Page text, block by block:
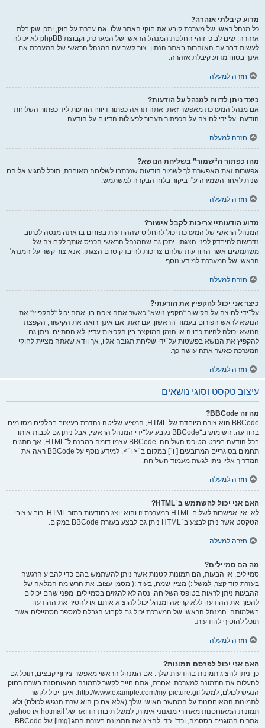
מדוע קיבלתי אזהרה?
כל מנהל ראשי של מערכת קובע את חוקי האתר שלו. אם עברת על חוק, יתכן שקיבלת
אזהרה. שים לב כי זוהי החלטת המנהל הראשי של המערכת, וקבוצת phpBB לא יכולה
לעשות דבר עם האזהרות באתר הנתון. צור קשר עם המנהל הראשי של המערכת אם
אינך בטוח מדוע קיבלת אזהרה.
חזרה למעלה
כיצד ניתן לדווח למנהל על הודעות?
אם מנהל המערכת מאפשר זאת, אתה תראה כפתור דיווח הודעות ליד כפתור השליחת
הודעה. על ידי לחיצה על הכפתור תעבור לפעולות הדיווח על הודעה.
חזרה למעלה
מהו כפתור ה“שמור” בשליחת הנושא?
אפשרות זאת מאפשרת לך לשמור הודעות שנכתבו לשליחה מאוחרת, תוכל להגיע אליהם
שנית לאחר השמירה ע"י ביקור בלוח הבקרה למשתמש.
חזרה למעלה
מדוע הודעותיי צריכות לקבל אישור?
המנהל הראשי של המערכת יכול להחליט שההודעות בפורום בו אתה מנסה לכתוב
נדרשות להיבדק לפני הצגתן. יתכן גם שהמנהל הראשי הכניס אותך לקבוצה של
משתמשים אשר ההודעות שלהם צריכות להיבדק טרם הצגתן. אנא צור קשר על המנהל
הראשי של המערכת למידע נוסף.
חזרה למעלה
כיצד אני יכול להקפיץ את הודעתי?
על־ידי לחיצה על הקישור “הקפץ נושא” כאשר אתה צופה בו, אתה יכול “להקפיץ” את
הנושא לראש הפורום בעמוד הראשון. עם זאת, אם אינך רואה את הקישור, הקפצת
הנושא יכולה להיות כבויה או הזמן המוקצב בין הקפצות עדיין לא הסתיים. ניתן גם
להקפיץ את הנושא בפשטות על־ידי שליחת תגובה אליו, אך וודא שאתה מציית לחוקי
המערכת כאשר אתה עושה כך.
חזרה למעלה
עיצוב טקסט וסוגי נושאים
מה זה BBCode?
BBCode הוא צורה מיוחדת של HTML, המציע שליטה נהדרת בעיצוב בחלקים מסוימים
בהודעה. השימוש ב־BBCode נקבע על־ידי המנהל הראשי, אבל ניתן גם לכבות אותו
בכל הודעה בפרט מטופס השליחה. BBCode עצמו דומה במבנה ל־HTML, אך התגים
תחמים בסוגריים המרובעים [ ו־] במקום ב־< ו־>. למידע נוסף על BBCode ראה את
המדריך אליו ניתן לגשת מעמוד השליחה.
חזרה למעלה
האם אני יכול להשתמש ב־HTML?
לא. אין אפשרות לשלוח HTML במערכת זו והוא יוצג בהודעות בתור HTML. רוב עיצובי
הטקסט אשר ניתן לבצע ב־HTML ניתן גם לבצע בעזרת BBCode במקום.
חזרה למעלה
מה הם סמיילים?
סמיילים, או הבעות, הם תמונות קטנות אשר ניתן להשתמש בהם כדי להביע הרגשה
בעזרת קוד קצר, למשל :) מציין שמח, בעוד :( מסמן עצוב. את הרשימה המלאה של
ההבעות ניתן לראות בטופס השליחה. נסה לא להגזים בסמיילים, מפני שהם יכולים
להפוך את ההודעה ללא קריאה ומנהל יכול להוציא אותם או להסיר את ההודעה
בשלמותה. המנהל הראשי של המערכת יכול גם לקבוע הגבלה למספר הסמיילים אשר
תוכל להוסיף להודעות.
חזרה למעלה
האם אני יכול לפרסם תמונות?
כן, ניתן להציג תמונות בהודעות שלך. אם המנהל הראשי מאפשר צירוף קבצים, תוכל גם
להעלות את התמונה למערכת. אחרת, אתה חייב לקשר לתמונה המאוחסנת בשרת רחוק
הנגיש לכולם, למשל http://www.example.com/my-picture.gif. אינך יכול לקשר
לתמונות המאוחסנות על המחשב האישי שלך (אלא אם כן הוא שרת הנגיש לכולם) ולא
תמונות המאוחסנות מאחורי מנגנוני אימות, למשל תיבות הדואר של hotmail או yahoo,
אתרים המוגנים בססמה, וכד'. כדי להציג את התמונה בעזרת התג [img] של BBCode.